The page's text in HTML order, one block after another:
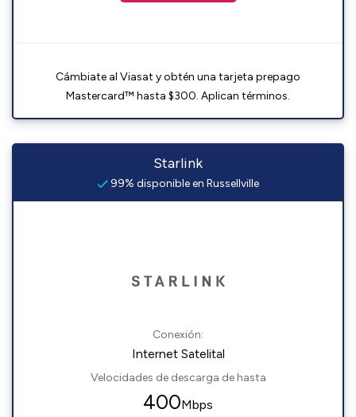
Cámbiate al Viasat y obtén una tarjeta prepago
Mastercard™ hasta $300. Aplican términos.
Starlink
99% disponible en Russellville
Conexión:
Internet Satelital
Velocidades de descarga de hasta
400Mbps